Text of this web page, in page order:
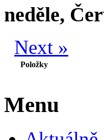
neděle,
Next »
Položky
Menu